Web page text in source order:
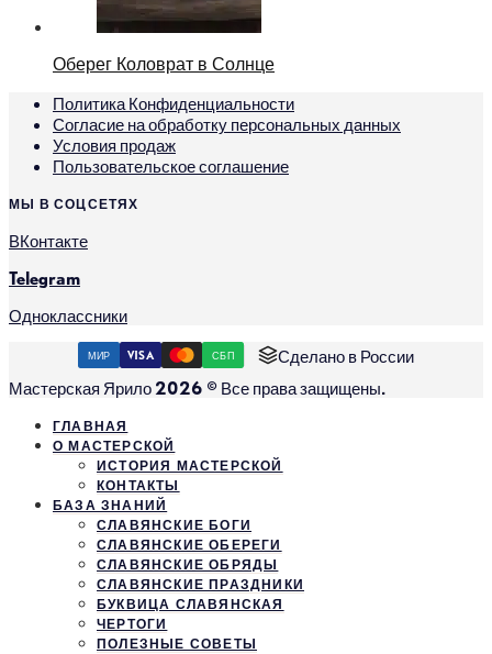
Оберег Коловрат в Солнце
Политика Конфиденциальности
Согласие на обработку персональных данных
Условия продаж
Пользовательское соглашение
МЫ В СОЦСЕТЯХ
ВКонтакте
Telegram
Одноклассники
МИР VISA СБП
Сделано в России
Мастерская Ярило 2026 © Все права защищены.
ГЛАВНАЯ
О МАСТЕРСКОЙ
ИСТОРИЯ МАСТЕРСКОЙ
КОНТАКТЫ
БАЗА ЗНАНИЙ
СЛАВЯНСКИЕ БОГИ
СЛАВЯНСКИЕ ОБЕРЕГИ
СЛАВЯНСКИЕ ОБРЯДЫ
СЛАВЯНСКИЕ ПРАЗДНИКИ
БУКВИЦА СЛАВЯНСКАЯ
ЧЕРТОГИ
ПОЛЕЗНЫЕ СОВЕТЫ